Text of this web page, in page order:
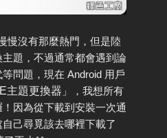
慢沒有那麼熱門，但是陸
題，不過通常都會遇到論
問題，現在 Android 用戶
主題更換器 」，我想所有
因為從下載到安裝一次通
己尋覓該去哪裡下載了